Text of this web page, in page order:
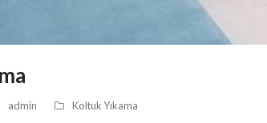
admin Koltuk Yıkama